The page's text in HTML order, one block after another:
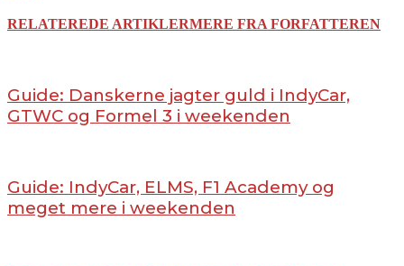
RELATEREDE ARTIKLERMERE FRA FORFATTEREN
Guide: Danskerne jagter guld i IndyCar,
GTWC og Formel 3 i weekenden
Guide: IndyCar, ELMS, F1 Academy og
meget mere i weekenden